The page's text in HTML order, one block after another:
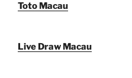
Toto Macau
Live Draw Macau